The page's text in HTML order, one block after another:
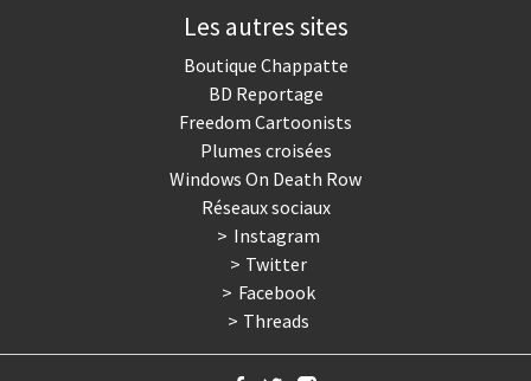
Les autres sites
Boutique Chappatte
BD Reportage
Freedom Cartoonists
Plumes croisées
Windows On Death Row
Réseaux sociaux
Instagram
Twitter
Facebook
Threads